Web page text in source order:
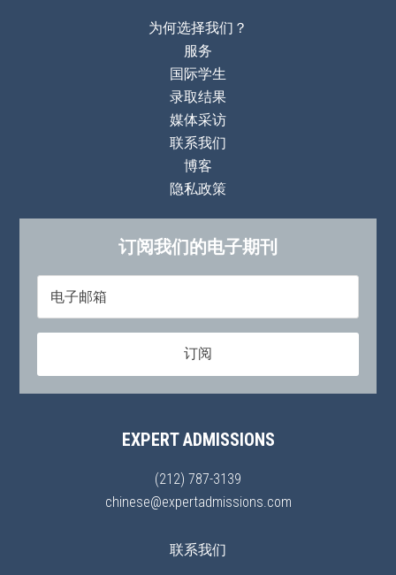
为何选择我们？
服务
国际学生
录取结果
媒体采访
联系我们
博客
隐私政策
订阅我们的电子期刊
EXPERT ADMISSIONS
(212) 787-3139
chinese@expertadmissions.com
联系我们